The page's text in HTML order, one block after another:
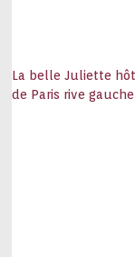
La belle Juliette
de Paris rive gauche